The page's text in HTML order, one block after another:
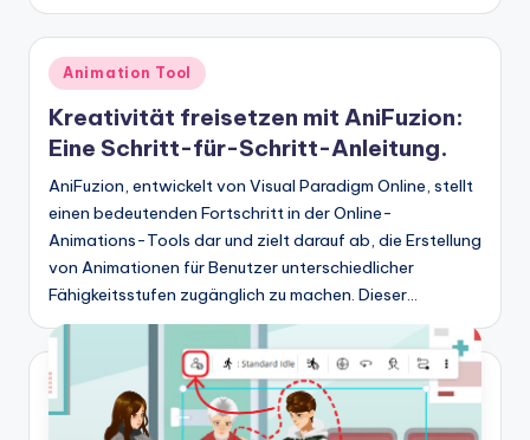
Posted
in
Animation Tool
Kreativität freisetzen mit AniFuzion:
Eine Schritt-für-Schritt-Anleitung.
AniFuzion, entwickelt von Visual Paradigm Online, stellt
einen bedeutenden Fortschritt in der Online-
Animations-Tools dar und zielt darauf ab, die Erstellung
von Animationen für Benutzer unterschiedlicher
Fähigkeitsstufen zugänglich zu machen. Dieser…